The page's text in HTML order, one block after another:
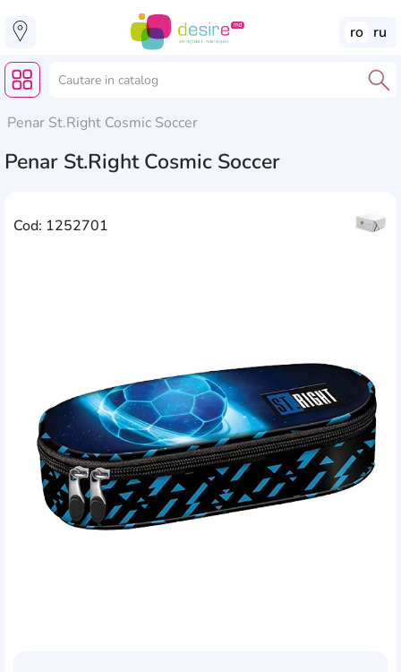
ro ru
Penar St.Right Cosmic Soccer
Penar St.Right Cosmic Soccer
Cod: 1252701